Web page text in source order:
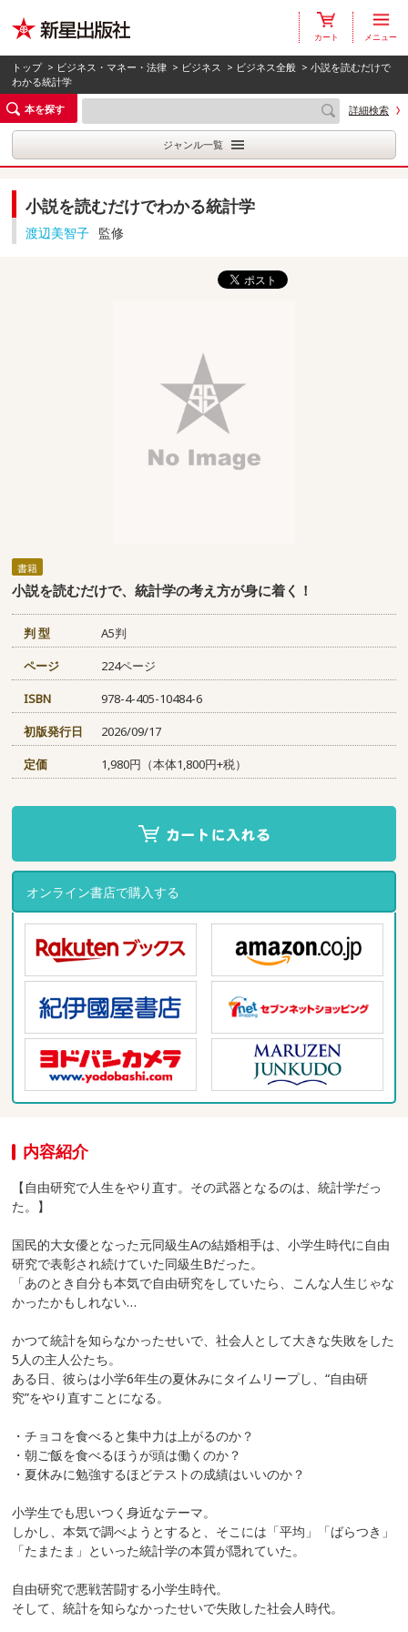
カート メニュー
トップ > ビジネス・マネー・法律 > ビジネス > ビジネス全般 > 小説を読むだけで
わかる統計学
本を探す
詳細検索
ジャンル一覧
小説を読むだけでわかる統計学
渡辺美智子 監修
書籍
小説を読むだけで、統計学の考え方が身に着く！
判 型
A5判
ページ
224ページ
ISBN
978-4-405-10484-6
初版発行日
2026/09/17
定価
1,980円（本体1,800円+税）
オンライン書店で購入する
内容紹介
【自由研究で人生をやり直す。その武器となるのは、統計学だっ
た。】
国民的大女優となった元同級生Aの結婚相手は、小学生時代に自由
研究で表彰され続けていた同級生Bだった。
「あのとき自分も本気で自由研究をしていたら、こんな人生じゃな
かったかもしれない…
かつて統計を知らなかったせいで、社会人として大きな失敗をした
5人の主人公たち。
ある日、彼らは小学6年生の夏休みにタイムリープし、“自由研
究”をやり直すことになる。
・チョコを食べると集中力は上がるのか？
・朝ご飯を食べるほうが頭は働くのか？
・夏休みに勉強するほどテストの成績はいいのか？
小学生でも思いつく身近なテーマ。
しかし、本気で調べようとすると、そこには「平均」「ばらつき」
「たまたま」といった統計学の本質が隠れていた。
自由研究で悪戦苦闘する小学生時代。
そして、統計を知らなかったせいで失敗した社会人時代。